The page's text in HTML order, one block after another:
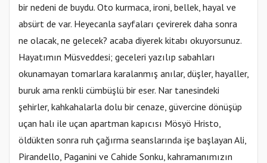
bir nedeni de buydu. Oto kurmaca, ironi, bellek, hayal ve
absürt de var. Heyecanla sayfaları çevirerek daha sonra
ne olacak, ne gelecek? acaba diyerek kitabı okuyorsunuz.
Hayatımın Müsveddesi; geceleri yazılıp sabahları
okunamayan tomarlara karalanmış anılar, düşler, hayaller,
buruk ama renkli cümbüşlü bir eser. Nar tanesindeki
şehirler, kahkahalarla dolu bir cenaze, güvercine dönüşüp
uçan halı ile uçan apartman kapıcısı Mösyö Hristo,
öldükten sonra ruh çağırma seanslarında işe başlayan Ali,
Pirandello, Paganini ve Cahide Sonku, kahramanımızın